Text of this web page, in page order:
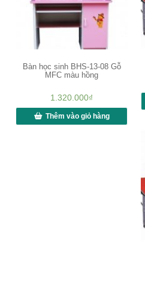
Bàn học sinh BHS-13-08 Gỗ
MFC màu hồng
1.320.000₫
Thêm vào giỏ hàng